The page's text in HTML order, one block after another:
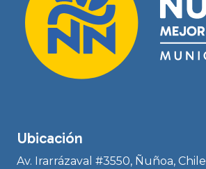
Ubicación
Av. Irarrázaval #3550, Ñuñoa, Chile